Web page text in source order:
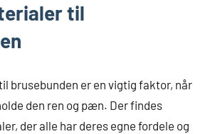
til
brusebunden er en vigtig faktor, når
den ren og pæn. Der findes
der alle har deres egne fordele og